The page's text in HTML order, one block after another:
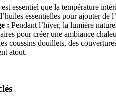
essentiel que la température
essentielles pour ajouter de
: Pendant l’hiver, la lumière
pour créer une ambiance
coussins douillets, des
atout.